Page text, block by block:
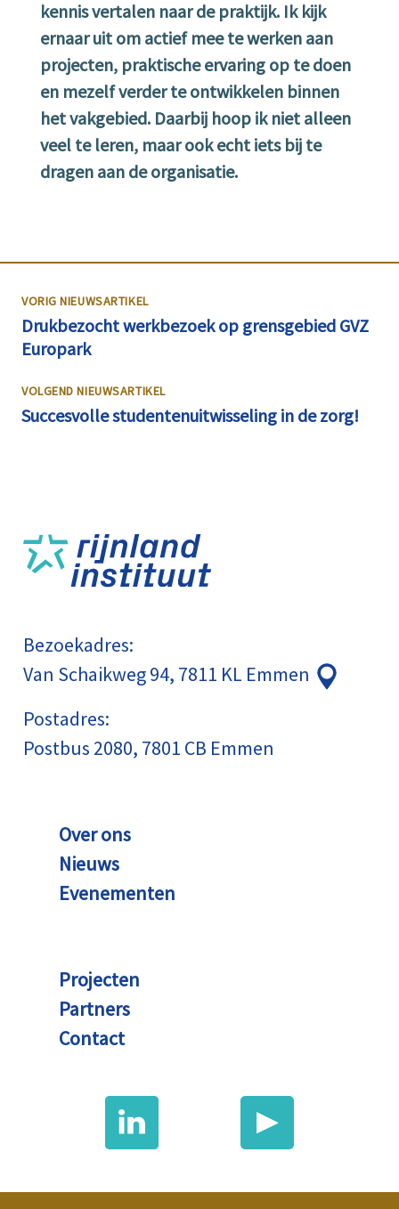
kennis vertalen naar de praktijk. Ik kijk
ernaar uit om actief mee te werken aan
projecten, praktische ervaring op te doen
en mezelf verder te ontwikkelen binnen
het vakgebied. Daarbij hoop ik niet alleen
veel te leren, maar ook echt iets bij te
dragen aan de organisatie.
VORIG NIEUWSARTIKEL
Drukbezocht werkbezoek op grensgebied GVZ
Europark
VOLGEND NIEUWSARTIKEL
Succesvolle studentenuitwisseling in de zorg!
Bezoekadres:
Van Schaikweg 94, 7811 KL Emmen
Postadres:
Postbus 2080, 7801 CB Emmen
Over ons
Nieuws
Evenementen
Projecten
Partners
Contact